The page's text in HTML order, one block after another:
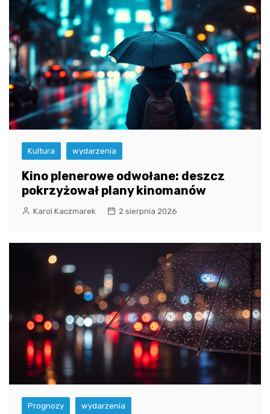
Kultura wydarzenia
Kino plenerowe odwołane: deszcz
pokrzyżował plany kinomanów
Karol Kaczmarek 2 sierpnia 2026
Prognozy wydarzenia